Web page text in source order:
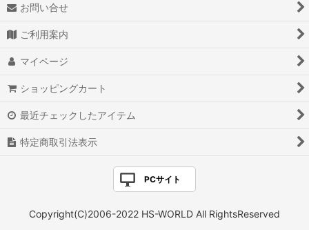
お問い合せ
ご利用案内
マイページ
ショッピングカート
最近チェックしたアイテム
特定商取引法表示
PCサイト
Copyright(C)2006-2022 HS-WORLD All RightsReserved